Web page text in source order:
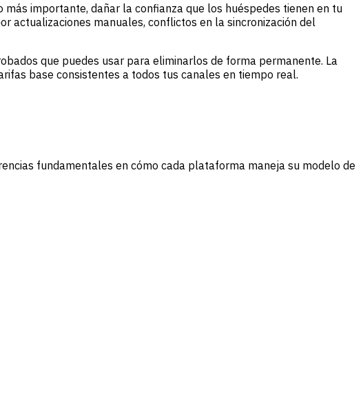
importante, dañar la confianza que los huéspedes tienen en tu
actualizaciones manuales, conflictos en la sincronización del
que puedes usar para eliminarlos de forma permanente. La
base consistentes a todos tus canales en tiempo real.
fundamentales en cómo cada plataforma maneja su modelo de